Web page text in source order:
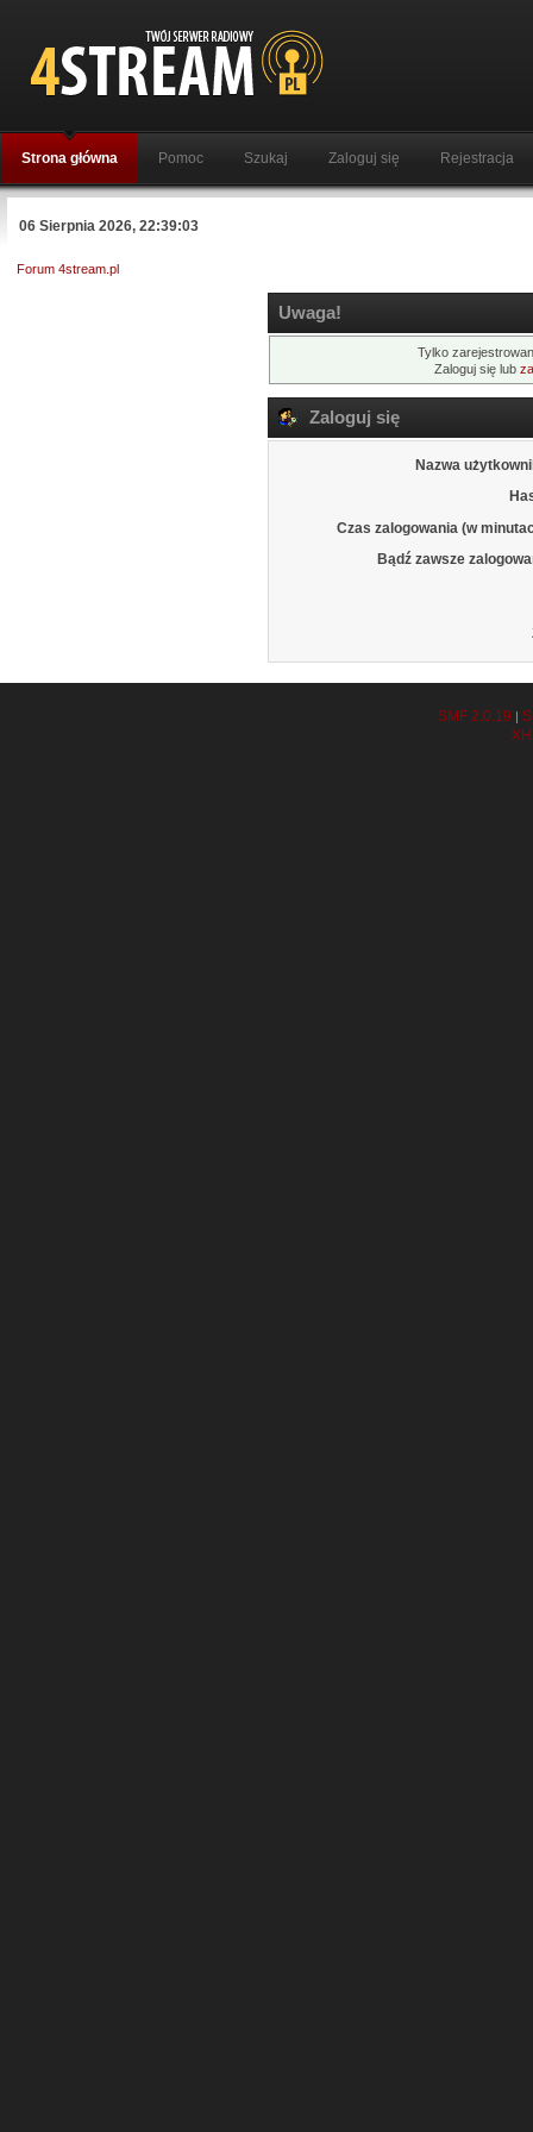
Strona główna Pomoc Szukaj Zaloguj się Rejestracja
06 Sierpnia 2026, 22:39:03
Forum 4stream.pl
Uwaga!
Tylko
Zaloguj się lub
Zaloguj się
Nazwa
Czas zalogowania (w
Bądź zawsze
SMF 2.0.19 |